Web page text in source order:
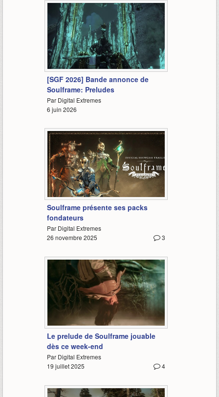
1:05
[SGF 2026] Bande annonce de
Soulframe: Preludes
Par Digital Extremes
6 juin 2026
Soulframe présente ses packs
fondateurs
Par Digital Extremes
3
26 novembre 2025
1:37
Le prelude de Soulframe jouable
dès ce week-end
Par Digital Extremes
4
19 juillet 2025